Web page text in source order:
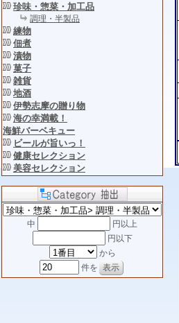
珍味・惣菜・加工品
調理・半製品
練物
佃煮
漬物
菓子
雑貨
地酒
伊勢志摩の贈り物
海の幸満載！
海鮮バーベキュー
ビールが旨いっ！
健康セレクション
美容セレクション
中
円以上
円以下
から
件を